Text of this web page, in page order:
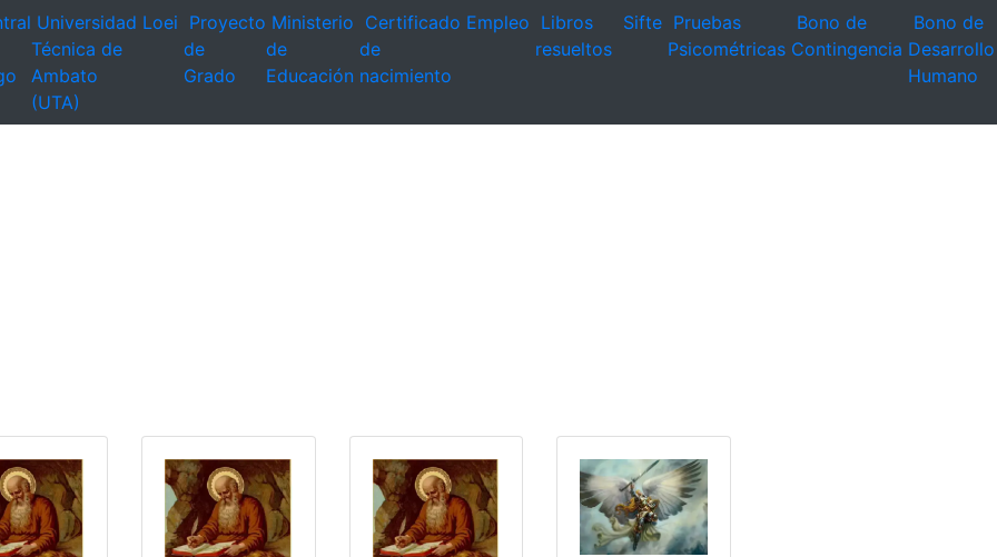
Universidad
Técnica de
Ambato
(UTA)
Loei Proyecto
de
Grado
Ministerio
de
Educación
Certificado
de
nacimiento
Empleo Libros
resueltos
Sifte Pruebas
Psicométricas
Bono de
Contingencia
Bono de
Desarrollo
Humano